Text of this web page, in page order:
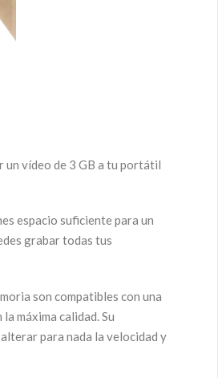
un vídeo de 3 GB a tu portátil
espacio suficiente para un
grabar todas tus
son compatibles con una
máxima calidad. Su
para nada la velocidad y